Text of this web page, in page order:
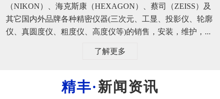
（NIKON）、海克斯康（HEXAGON）、蔡司（ZEISS）及
其它国内外品牌各种精密仪器(三次元、工显、投影仪、轮廓
仪、真圆度仪、粗度仪、高度仪等)的销售，安装，维护，...
了解更多
新闻资讯